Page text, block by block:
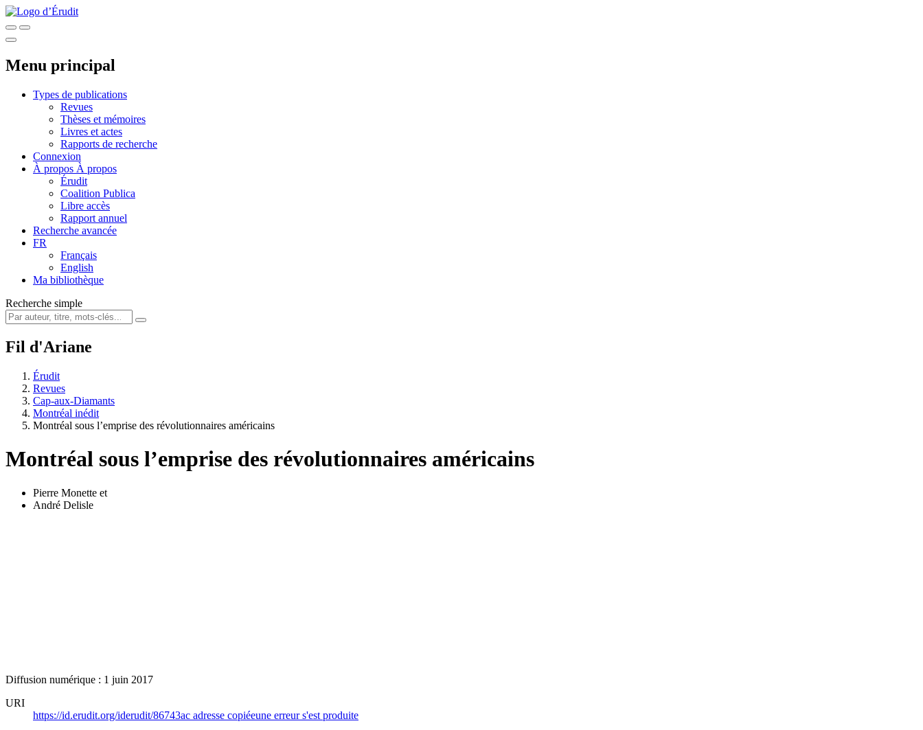
Menu principal
Types de publications
Revues
Thèses et mémoires
Livres et actes
Rapports de recherche
Connexion
À propos À propos
Érudit
Coalition Publica
Libre accès
Rapport annuel
Recherche avancée
FR
Français
English
Ma bibliothèque
Recherche simple
Fil d'Ariane
Érudit
Revues
Cap-aux-Diamants
Montréal inédit
Montréal sous l’emprise des révolutionnaires américains
Montréal sous l’emprise des révolutionnaires américains
Pierre Monette et
André Delisle
Diffusion numérique : 1 juin 2017
URI
https://id.erudit.org/iderudit/86743ac adresse copiéeune erreur s'est produite